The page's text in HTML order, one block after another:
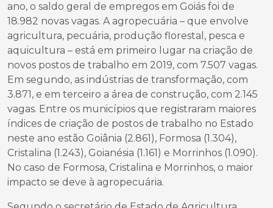
ano, o saldo geral de empregos em Goiás foi de
18.982 novas vagas. A agropecuária – que envolve
agricultura, pecuária, produção florestal, pesca e
aquicultura – está em primeiro lugar na criação de
novos postos de trabalho em 2019, com 7.507 vagas.
Em segundo, as indústrias de transformação, com
3.871, e em terceiro a área de construção, com 2.145
vagas. Entre os municípios que registraram maiores
índices de criação de postos de trabalho no Estado
neste ano estão Goiânia (2.861), Formosa (1.304),
Cristalina (1.243), Goianésia (1.161) e Morrinhos (1.090).
No caso de Formosa, Cristalina e Morrinhos, o maior
impacto se deve à agropecuária.